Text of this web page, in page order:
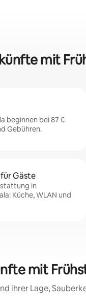
mit
beginnen bei 87 €
Gebühren.
Gäste
in
Küche, WLAN und
mit
ihrer Lage,